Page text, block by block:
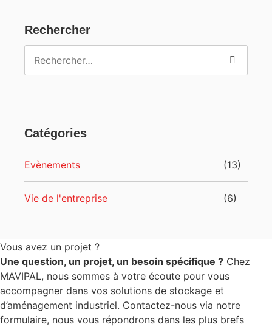
Rechercher
Catégories
Evènements (13)
Vie de l'entreprise (6)
Vous avez un projet ?
Une question, un projet, un besoin spécifique ? Chez
MAVIPAL, nous sommes à votre écoute pour vous
accompagner dans vos solutions de stockage et
d’aménagement industriel. Contactez-nous via notre
formulaire, nous vous répondrons dans les plus brefs